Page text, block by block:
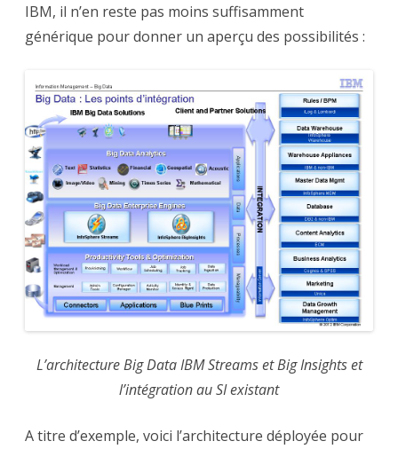
IBM, il n’en reste pas moins suffisamment
générique pour donner un aperçu des possibilités :
L’architecture Big Data IBM Streams et Big Insights et
l’intégration au SI existant
A titre d’exemple, voici l’architecture déployée pour